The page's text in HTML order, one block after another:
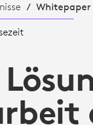
Whitepaper